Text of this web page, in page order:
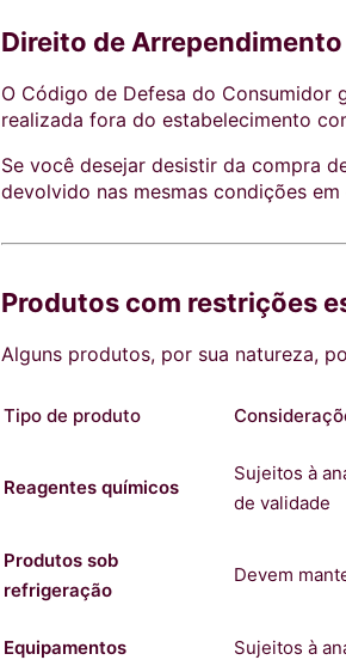
Direito de
O Código de Defesa do Consumidor
realizada fora do estabelecimento
Se você desejar desistir da compra
devolvido nas mesmas condições
Produtos com restrições
Alguns produtos, por sua natureza,
Tipo de produto
Reagentes químicos
Sujeitos à
de validade
Produtos sob
refrigeração
Devem
Equipamentos Sujeitos à